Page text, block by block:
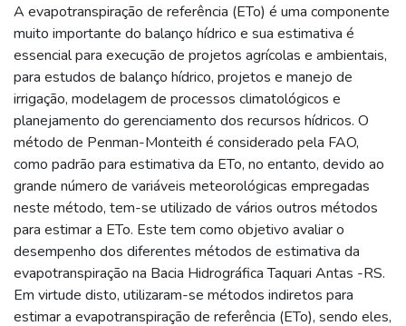
A evapotranspiração de referência (ETo) é uma componente
muito importante do balanço hídrico e sua estimativa é
essencial para execução de projetos agrícolas e ambientais,
para estudos de balanço hídrico, projetos e manejo de
irrigação, modelagem de processos climatológicos e
planejamento do gerenciamento dos recursos hídricos. O
método de Penman-Monteith é considerado pela FAO,
como padrão para estimativa da ETo, no entanto, devido ao
grande número de variáveis meteorológicas empregadas
neste método, tem-se utilizado de vários outros métodos
para estimar a ETo. Este tem como objetivo avaliar o
desempenho dos diferentes métodos de estimativa da
evapotranspiração na Bacia Hidrográfica Taquari Antas -RS.
Em virtude disto, utilizaram-se métodos indiretos para
estimar a evapotranspiração de referência (ETo), sendo eles,